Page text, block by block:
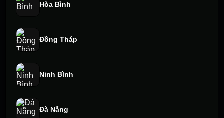
Hòa Bình
Đồng Tháp
Ninh Bình
Đà Nẵng